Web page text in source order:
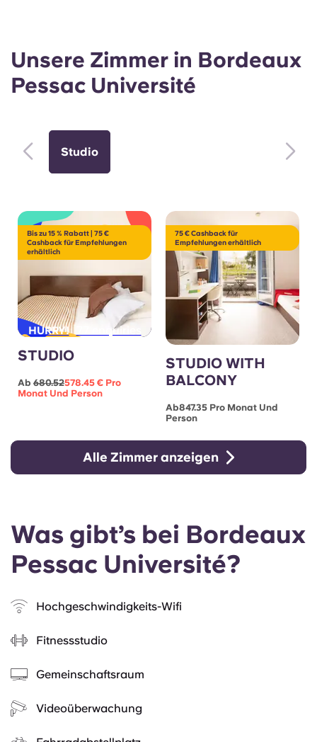
Unsere Zimmer in Bordeaux
Pessac Université
Studio
Bis zu 15 % Rabatt | 75 €
Cashback für Empfehlungen
erhältlich
HURRY! 77 enquiries
STUDIO
Ab 680.52578.45 € Pro
Monat Und Person
75 € Cashback für
Empfehlungen erhältlich
STUDIO WITH
BALCONY
Ab847.35 Pro Monat Und
Person
Alle Zimmer anzeigen
Was gibt’s bei Bordeaux
Pessac Université?
Hochgeschwindigkeits-Wifi
Fitnessstudio
Gemeinschaftsraum
Videoüberwachung